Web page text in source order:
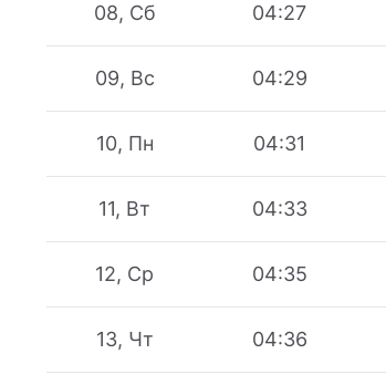
08, Сб 04:27
09, Вс 04:29
10, Пн 04:31
11, Вт 04:33
12, Ср 04:35
13, Чт 04:36